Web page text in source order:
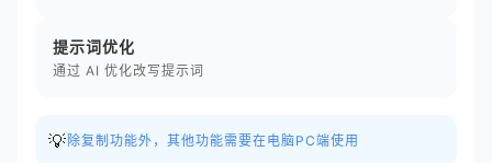
提示词优化
通过 AI 优化改写提示词
💡 除复制功能外，其他功能需要在电脑PC端使用